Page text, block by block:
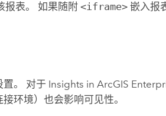
报表。 如果随附<iframe> 嵌入报
。 对于 Insights in ArcGIS
环境）也会影响可见性。